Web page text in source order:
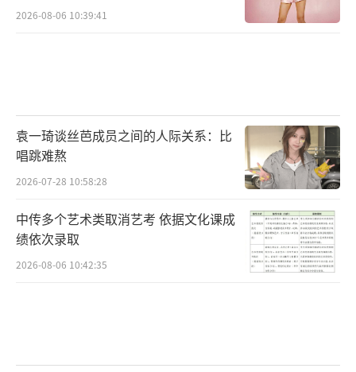
2026-08-06 10:39:41
袁一琦谈丝芭成员之间的人际关系：比
唱跳难熬
2026-07-28 10:58:28
中传多个艺术类取消艺考 依据文化课成
绩依次录取
2026-08-06 10:42:35